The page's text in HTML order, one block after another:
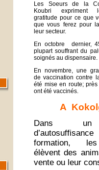
Les Soeurs de la
Koubri expriment
gratitude pour ce que
que vous ferez pour
leur secteur.
En octobre dernier,
plupart souffrant du
soignés au dispensaire.
En novembre, une
de vaccination contre
été mise en route;
ont été vaccinés.
A
Dans
formation,
élèvent des
vente ou leur